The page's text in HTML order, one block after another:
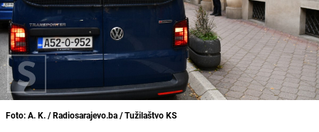
Foto: A. K. / Radiosarajevo.ba / Tužilaštvo KS